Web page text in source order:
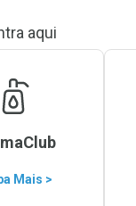
aqui
Mais >